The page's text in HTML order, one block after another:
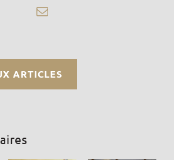
Email
ARTICLES